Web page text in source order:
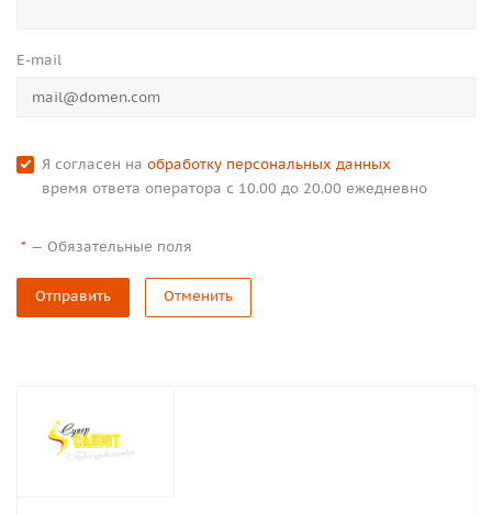
E-mail
Я согласен на обработку персональных данных
время ответа оператора с 10.00 до 20.00 ежедневно
* — Обязательные поля
Отправить Отменить